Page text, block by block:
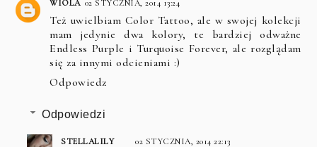
WIOLA 02 STYCZNIA, 2014 13:24
Też uwielbiam Color Tattoo, ale w swojej kolekcji
mam jedynie dwa kolory, te bardziej odważne
Endless Purple i Turquoise Forever, ale rozglądam
się za innymi odcieniami :)
Odpowiedz
Odpowiedzi
STELLALILY 02 STYCZNIA, 2014 22:13